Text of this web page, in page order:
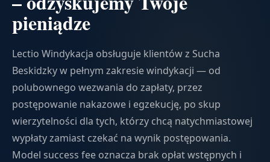
pieniądze
Lectio Windykacja obsługuje klientów z Sucha
Beskidzky w pełnym zakresie windykacji — od
polubownego wezwania do zapłaty, przez
postępowanie nakazowe i egzekucję, po skup
wierzytelności dla tych, którzy chcą natychmiastowej
wypłaty zamiast czekać na wynik postępowania.
Model success fee oznacza brak opłat wstępnych i